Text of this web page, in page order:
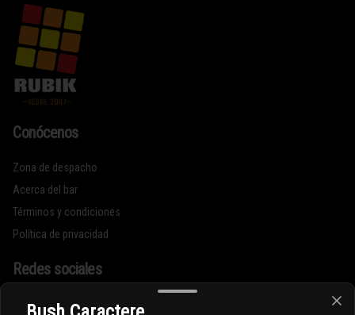
Conócenos
Zona de despacho
Acerca del bar
Términos y condiciones
Política de privacidad
Redes sociales
Instagram